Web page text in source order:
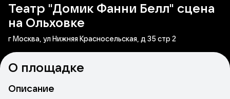
Театр "Домик Фанни Белл" сцена
на Ольховке
г Москва, ул Нижняя Красносельская, д 35 стр 2
О площадке
Описание